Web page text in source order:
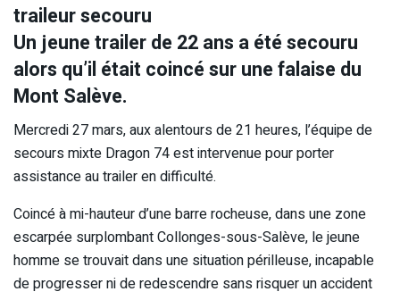
traileur secouru
Un jeune trailer de 22 ans a été secouru
alors qu’il était coincé sur une falaise du
Mont Salève.
Mercredi 27 mars, aux alentours de 21 heures, l’équipe de
secours mixte Dragon 74 est intervenue pour porter
assistance au trailer en difficulté.
Coincé à mi-hauteur d’une barre rocheuse, dans une zone
escarpée surplombant Collonges-sous-Salève, le jeune
homme se trouvait dans une situation périlleuse, incapable
de progresser ni de redescendre sans risquer un accident